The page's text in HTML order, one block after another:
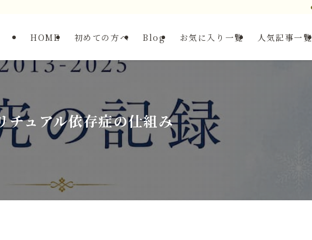
HOME 初めての方へ Blog お気に入り一覧 人気記事一覧
チュアル依存症の仕組み